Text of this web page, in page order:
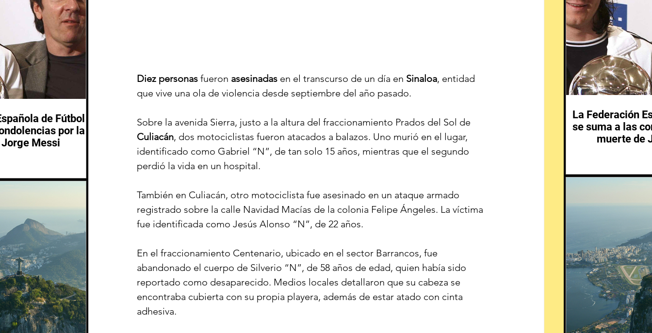
Diez personas fueron asesinadas en el transcurso de un día en Sinaloa, entidad
que vive una ola de violencia desde septiembre del año pasado.
Sobre la avenida Sierra, justo a la altura del fraccionamiento Prados del Sol de
Culiacán, dos motociclistas fueron atacados a balazos. Uno murió en el lugar,
identificado como Gabriel “N”, de tan solo 15 años, mientras que el segundo
perdió la vida en un hospital.
También en Culiacán, otro motociclista fue asesinado en un ataque armado
registrado sobre la calle Navidad Macías de la colonia Felipe Ángeles. La víctima
fue identificada como Jesús Alonso “N”, de 22 años.
En el fraccionamiento Centenario, ubicado en el sector Barrancos, fue
abandonado el cuerpo de Silverio “N”, de 58 años de edad, quien había sido
reportado como desaparecido. Medios locales detallaron que su cabeza se
encontraba cubierta con su propia playera, además de estar atado con cinta
adhesiva.
de Fútbol
por la
Messi
La Federación
se suma a las
muerte de